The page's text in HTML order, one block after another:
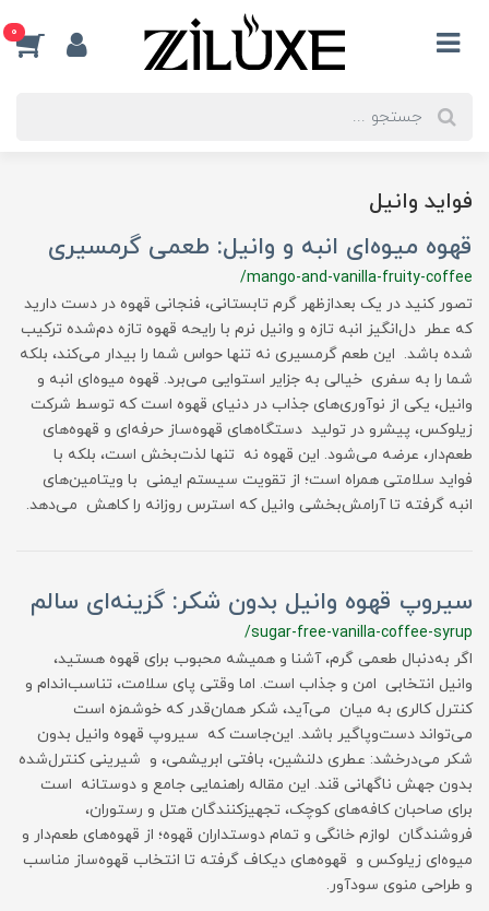
0
فواید وانیل
قهوه میوه‌ای انبه و وانیل: طعمی گرمسیری
/mango-and-vanilla-fruity-coffee
تصور کنید در یک بعدازظهر گرم تابستانی، فنجانی قهوه در دست دارید
که عطر دل‌انگیز انبه تازه و وانیل نرم با رایحه قهوه تازه دم‌شده ترکیب
شده باشد. این طعم گرمسیری نه تنها حواس شما را بیدار می‌کند، بلکه
شما را به سفری خیالی به جزایر استوایی می‌برد. قهوه میوه‌ای انبه و
وانیل، یکی از نوآوری‌های جذاب در دنیای قهوه است که توسط شرکت
زیلوکس، پیشرو در تولید دستگاه‌های قهوه‌ساز حرفه‌ای و قهوه‌های
طعم‌دار، عرضه می‌شود. این قهوه نه تنها لذت‌بخش است، بلکه با
فواید سلامتی همراه است؛ از تقویت سیستم ایمنی با ویتامین‌های
انبه گرفته تا آرامش‌بخشی وانیل که استرس روزانه را کاهش می‌دهد.
سیروپ قهوه وانیل بدون شکر: گزینه‌ای سالم
/sugar-free-vanilla-coffee-syrup
اگر به‌دنبال طعمی گرم، آشنا و همیشه محبوب برای قهوه هستید،
وانیل انتخابی امن و جذاب است. اما وقتی پای سلامت، تناسب‌اندام و
کنترل کالری به میان می‌آید، شکر همان‌قدر که خوشمزه است
می‌تواند دست‌وپاگیر باشد. این‌جاست که سیروپ قهوه وانیل بدون
شکر می‌درخشد: عطری دلنشین، بافتی ابریشمی، و شیرینی کنترل‌شده
بدون جهش ناگهانی قند. این مقاله راهنمایی جامع و دوستانه است
برای صاحبان کافه‌های کوچک، تجهیزکنندگان هتل و رستوران،
فروشندگان لوازم خانگی و تمام دوستداران قهوه؛ از قهوه‌های طعم‌دار و
میوه‌ای زیلوکس و قهوه‌های دیکاف گرفته تا انتخاب قهوه‌ساز مناسب
و طراحی منوی سودآور.